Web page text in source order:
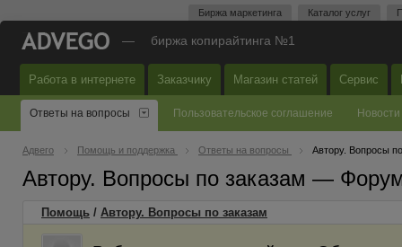
Биржа маркетинга Каталог услуг
— биржа копирайтинга №1
Работа в интернете Заказчику Магазин статей Сервис
Ответы на вопросы Пользовательское соглашение Новости
Адвего Помощь и поддержка Ответы на вопросы Автору. Вопросы
Автору. Вопросы по заказам —
Помощь / Автору. Вопросы по заказам